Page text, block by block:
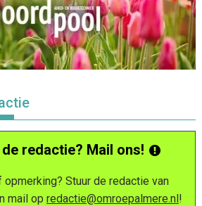
redactie? Mail ons!
opmerking? Stuur de redactie van
mail op redactie@omroepalmere.nl!